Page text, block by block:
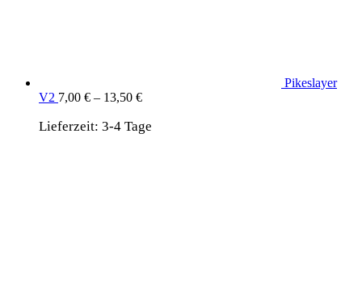
Pikeslayer
V2 7,00 € – 13,50 €
Lieferzeit: 3-4 Tage